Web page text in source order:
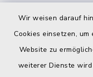
Wir weisen darauf
Cookies einsetzen,
Website zu
weiterer Dienste